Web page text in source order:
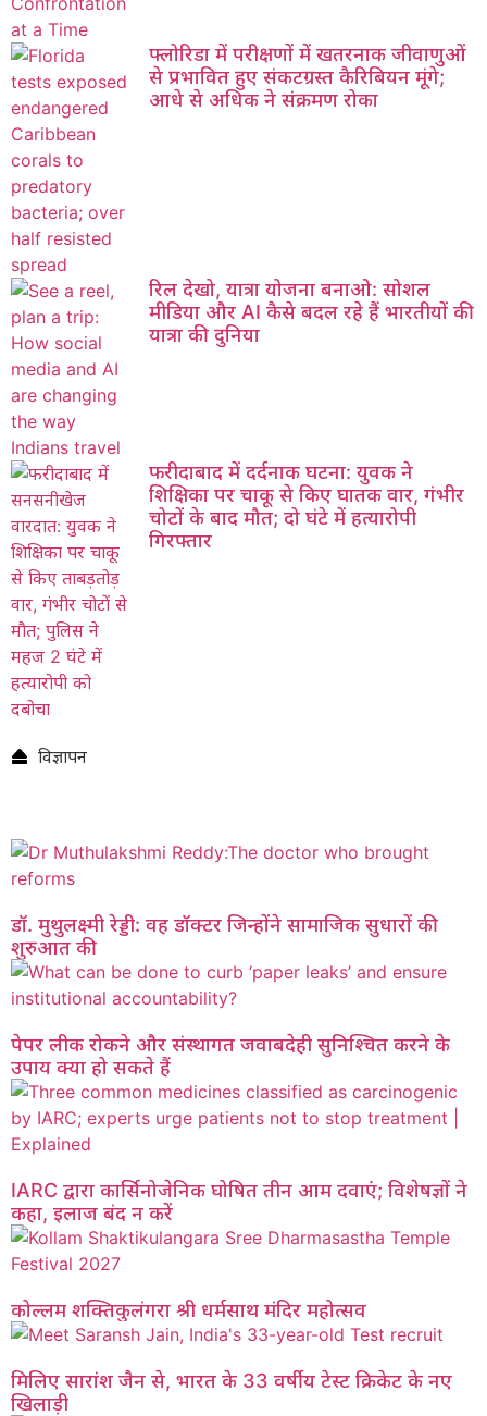
फ्लोरिडा में परीक्षणों में खतरनाक जीवाणुओं
से प्रभावित हुए संकटग्रस्त कैरिबियन मूंगे;
आधे से अधिक ने संक्रमण रोका
रिल देखो, यात्रा योजना बनाओ: सोशल
मीडिया और AI कैसे बदल रहे हैं भारतीयों की
यात्रा की दुनिया
फरीदाबाद में दर्दनाक घटना: युवक ने
शिक्षिका पर चाकू से किए घातक वार, गंभीर
चोटों के बाद मौत; दो घंटे में हत्यारोपी
गिरफ्तार
विज्ञापन
डॉ. मुथुलक्ष्मी रेड्डी: वह डॉक्टर जिन्होंने सामाजिक सुधारों की
शुरुआत की
पेपर लीक रोकने और संस्थागत जवाबदेही सुनिश्चित करने के
उपाय क्या हो सकते हैं
IARC द्वारा कार्सिनोजेनिक घोषित तीन आम दवाएं; विशेषज्ञों ने
कहा, इलाज बंद न करें
कोल्लम शक्तिकुलंगरा श्री धर्मसाथ मंदिर महोत्सव
मिलिए सारांश जैन से, भारत के 33 वर्षीय टेस्ट क्रिकेट के नए
खिलाड़ी